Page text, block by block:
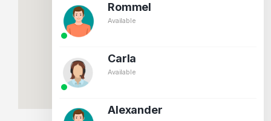
Rommel
Available
Carla
Available
Alexander